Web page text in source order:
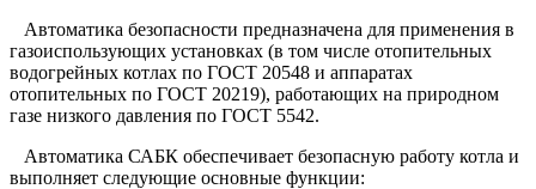
Автоматика безопасности предназначена для применения в
газоиспользующих установках (в том числе отопительных
водогрейных котлах по ГОСТ 20548 и аппаратах
отопительных по ГОСТ 20219), работающих на природном
газе низкого давления по ГОСТ 5542.
Автоматика САБК обеспечивает безопасную работу котла и
выполняет следующие основные функции: